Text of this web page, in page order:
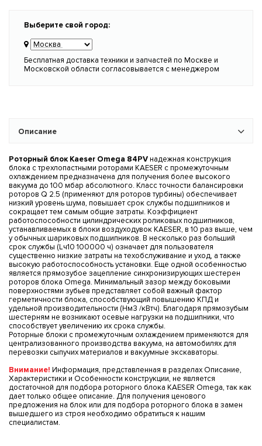
Выберите свой город:
Бесплатная доставка техники и запчастей по Москве и
Московской области согласовывается с менеджером
Описание
Роторный блок Kaeser Omega 84PVнадежная конструкция
блока с трехлопастными роторами KAESER с промежуточным
охлаждением предназначена для получения более высокого
вакуума до 100 мбар абсолютного. Класс точности балансировки
роторов Q 2.5 (применяют для роторов турбины) обеспечивает
низкий уровень шума, повышает срок службы подшипников и
сокращает тем самым общие затраты. Коэффициент
работоспособности цилиндрических роликовых подшипников,
устанавливаемых в блоки воздуходувок KAESER, в 10 раз выше, чем
у обычных шариковых подшипников. В несколько раз больший
срок службы (Lч10 100000 ч) означает для пользователя
существенно низкие затраты на техобслуживание и уход, а также
высокую работоспособность установки. Еще одной особенностью
является прямозубое зацепление синхронизирующих шестерен
роторов блока Omega. Минимальный зазор между боковыми
поверхностями зубьев представляет собой важный фактор
герметичности блока, способствующий повышению КПД и
удельной производительности (Нм3 /кВтч). Благодаря прямозубым
шестерням не возникают осевые нагрузки на подшипники, что
способствует увеличению их срока службы.
Роторные блоки с промежуточным охлаждением применяются для
централизованного производства вакуума, на автомобилях для
перевозки сыпучих материалов и вакуумные экскаваторы.
Внимание! Информация, представленная в разделах Описание,
Характеристики и Особенности конструкции, не является
достаточной для подбора роторного блока KAESER Omega, так как
дает только общее описание. Для получения ценового
предложения на блок или для подбора роторного блока в замен
вышедшего из строя необходимо обратиться к нашим
специалистам.